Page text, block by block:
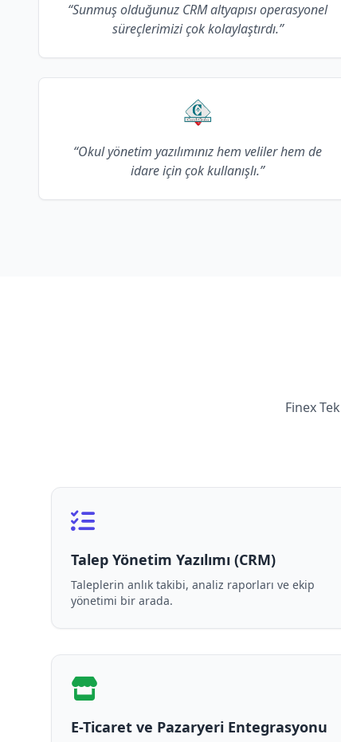
“Sunmuş olduğunuz CRM altyapısı operasyonel
süreçlerimizi çok kolaylaştırdı.”
“Okul yönetim yazılımınız hem veliler hem de
idare için çok kullanışlı.”
Finex
Talep Yönetim Yazılımı (CRM)
Taleplerin anlık takibi, analiz raporları ve ekip
yönetimi bir arada.
E-Ticaret ve Pazaryeri Entegrasyonu